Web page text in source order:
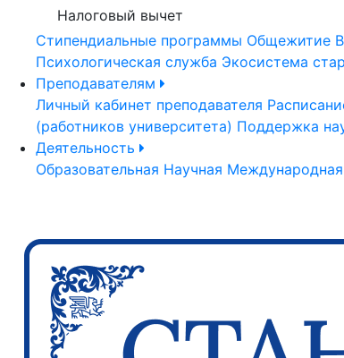
Налоговый вычет
Стипендиальные программы Общежитие
Психологическая служба Экосистема
Преподавателям
Личный кабинет преподавателя
(работников университета) Поддержка
Деятельность
Образовательная Научная Международная